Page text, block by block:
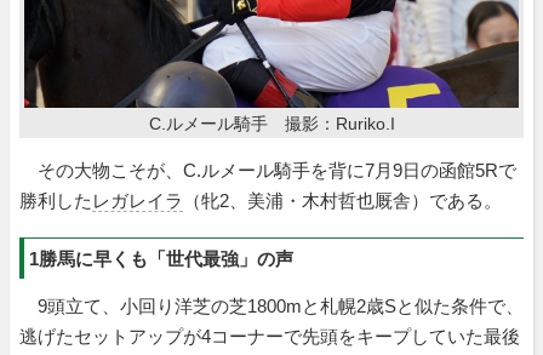
C.ルメール騎手 撮影：Ruriko.I
その大物こそが、C.ルメール騎手を背に7月9日の函館5Rで
勝利した レガレイラ （牝2、美浦・木村哲也厩舎）である。
1勝馬に早くも「世代最強」の声
9頭立て、小回り洋芝の芝1800mと札幌2歳Sと似た条件で、
逃げたセットアップが4コーナーで先頭をキープしていた最後